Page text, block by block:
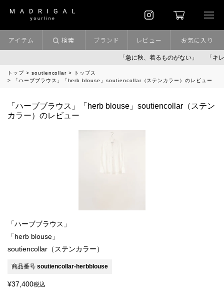
「急に秋、着るものがない」 「キレ
アイテム 検索 ブランド レビュー お気に入り
トップ soutiencollar
トップス
「ハーブブラウス」「herb blouse」soutiencollar（ステンカラー）のレビュー
「ハーブブラウス」「herb blouse」soutiencollar（ステン
カラー）のレビュー
「ハーブブラウス」
「herb blouse」
soutiencollar（ステンカラー）
商品番号 soutiencollar-herbblouse
¥37,400税込